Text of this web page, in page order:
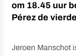
om 18.45 uur
Pérez de
Jeroen Manschot